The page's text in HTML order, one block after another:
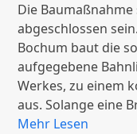
Die
abgeschlossen
Bochum baut die
aufgegebene
Werkes, zu einem
aus. Solange eine
Mehr Lesen